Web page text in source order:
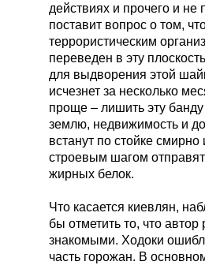
действиях и прочего и не
поставит вопрос о том,
террористическим
переведен в эту
для выдворения этой
исчезнет за несколько
проще – лишить эту банду
землю, недвижимость и
встанут по стойке
строевым шагом
жирных белок.
Что касается киевлян,
бы отметить то, что
знакомыми. Ходоки
часть горожан. В